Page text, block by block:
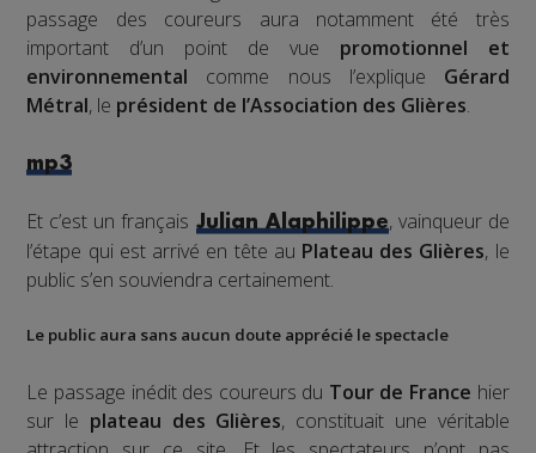
passage des coureurs aura notamment été très
important d’un point de vue promotionnel et
environnemental comme nous l’explique Gérard
Métral, le président de l’Association des Glières.
mp3
Et c’est un français Julian Alaphilippe, vainqueur de
l’étape qui est arrivé en tête au Plateau des Glières, le
public s’en souviendra certainement.
Le public aura sans aucun doute apprécié le spectacle
Le passage inédit des coureurs du Tour de France hier
sur le plateau des Glières, constituait une véritable